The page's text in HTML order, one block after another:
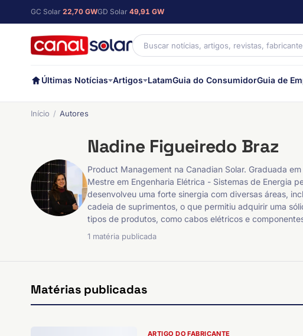
GC Solar 22,70 GWGD Solar 49,91 GW
Últimas Notícias Artigos LatamGuia do ConsumidorGuia de
Início Autores
Nadine Figueiredo Braz
Product Management na Canadian Solar. Graduada
Mestre em Engenharia Elétrica - Sistemas de Energia
desenvolveu uma forte sinergia com diversas áreas,
cadeia de suprimentos, o que permitiu adquirir uma
tipos de produtos, como cabos elétricos e
1 matéria publicada
Matérias publicadas
ARTIGO DO FABRICANTE